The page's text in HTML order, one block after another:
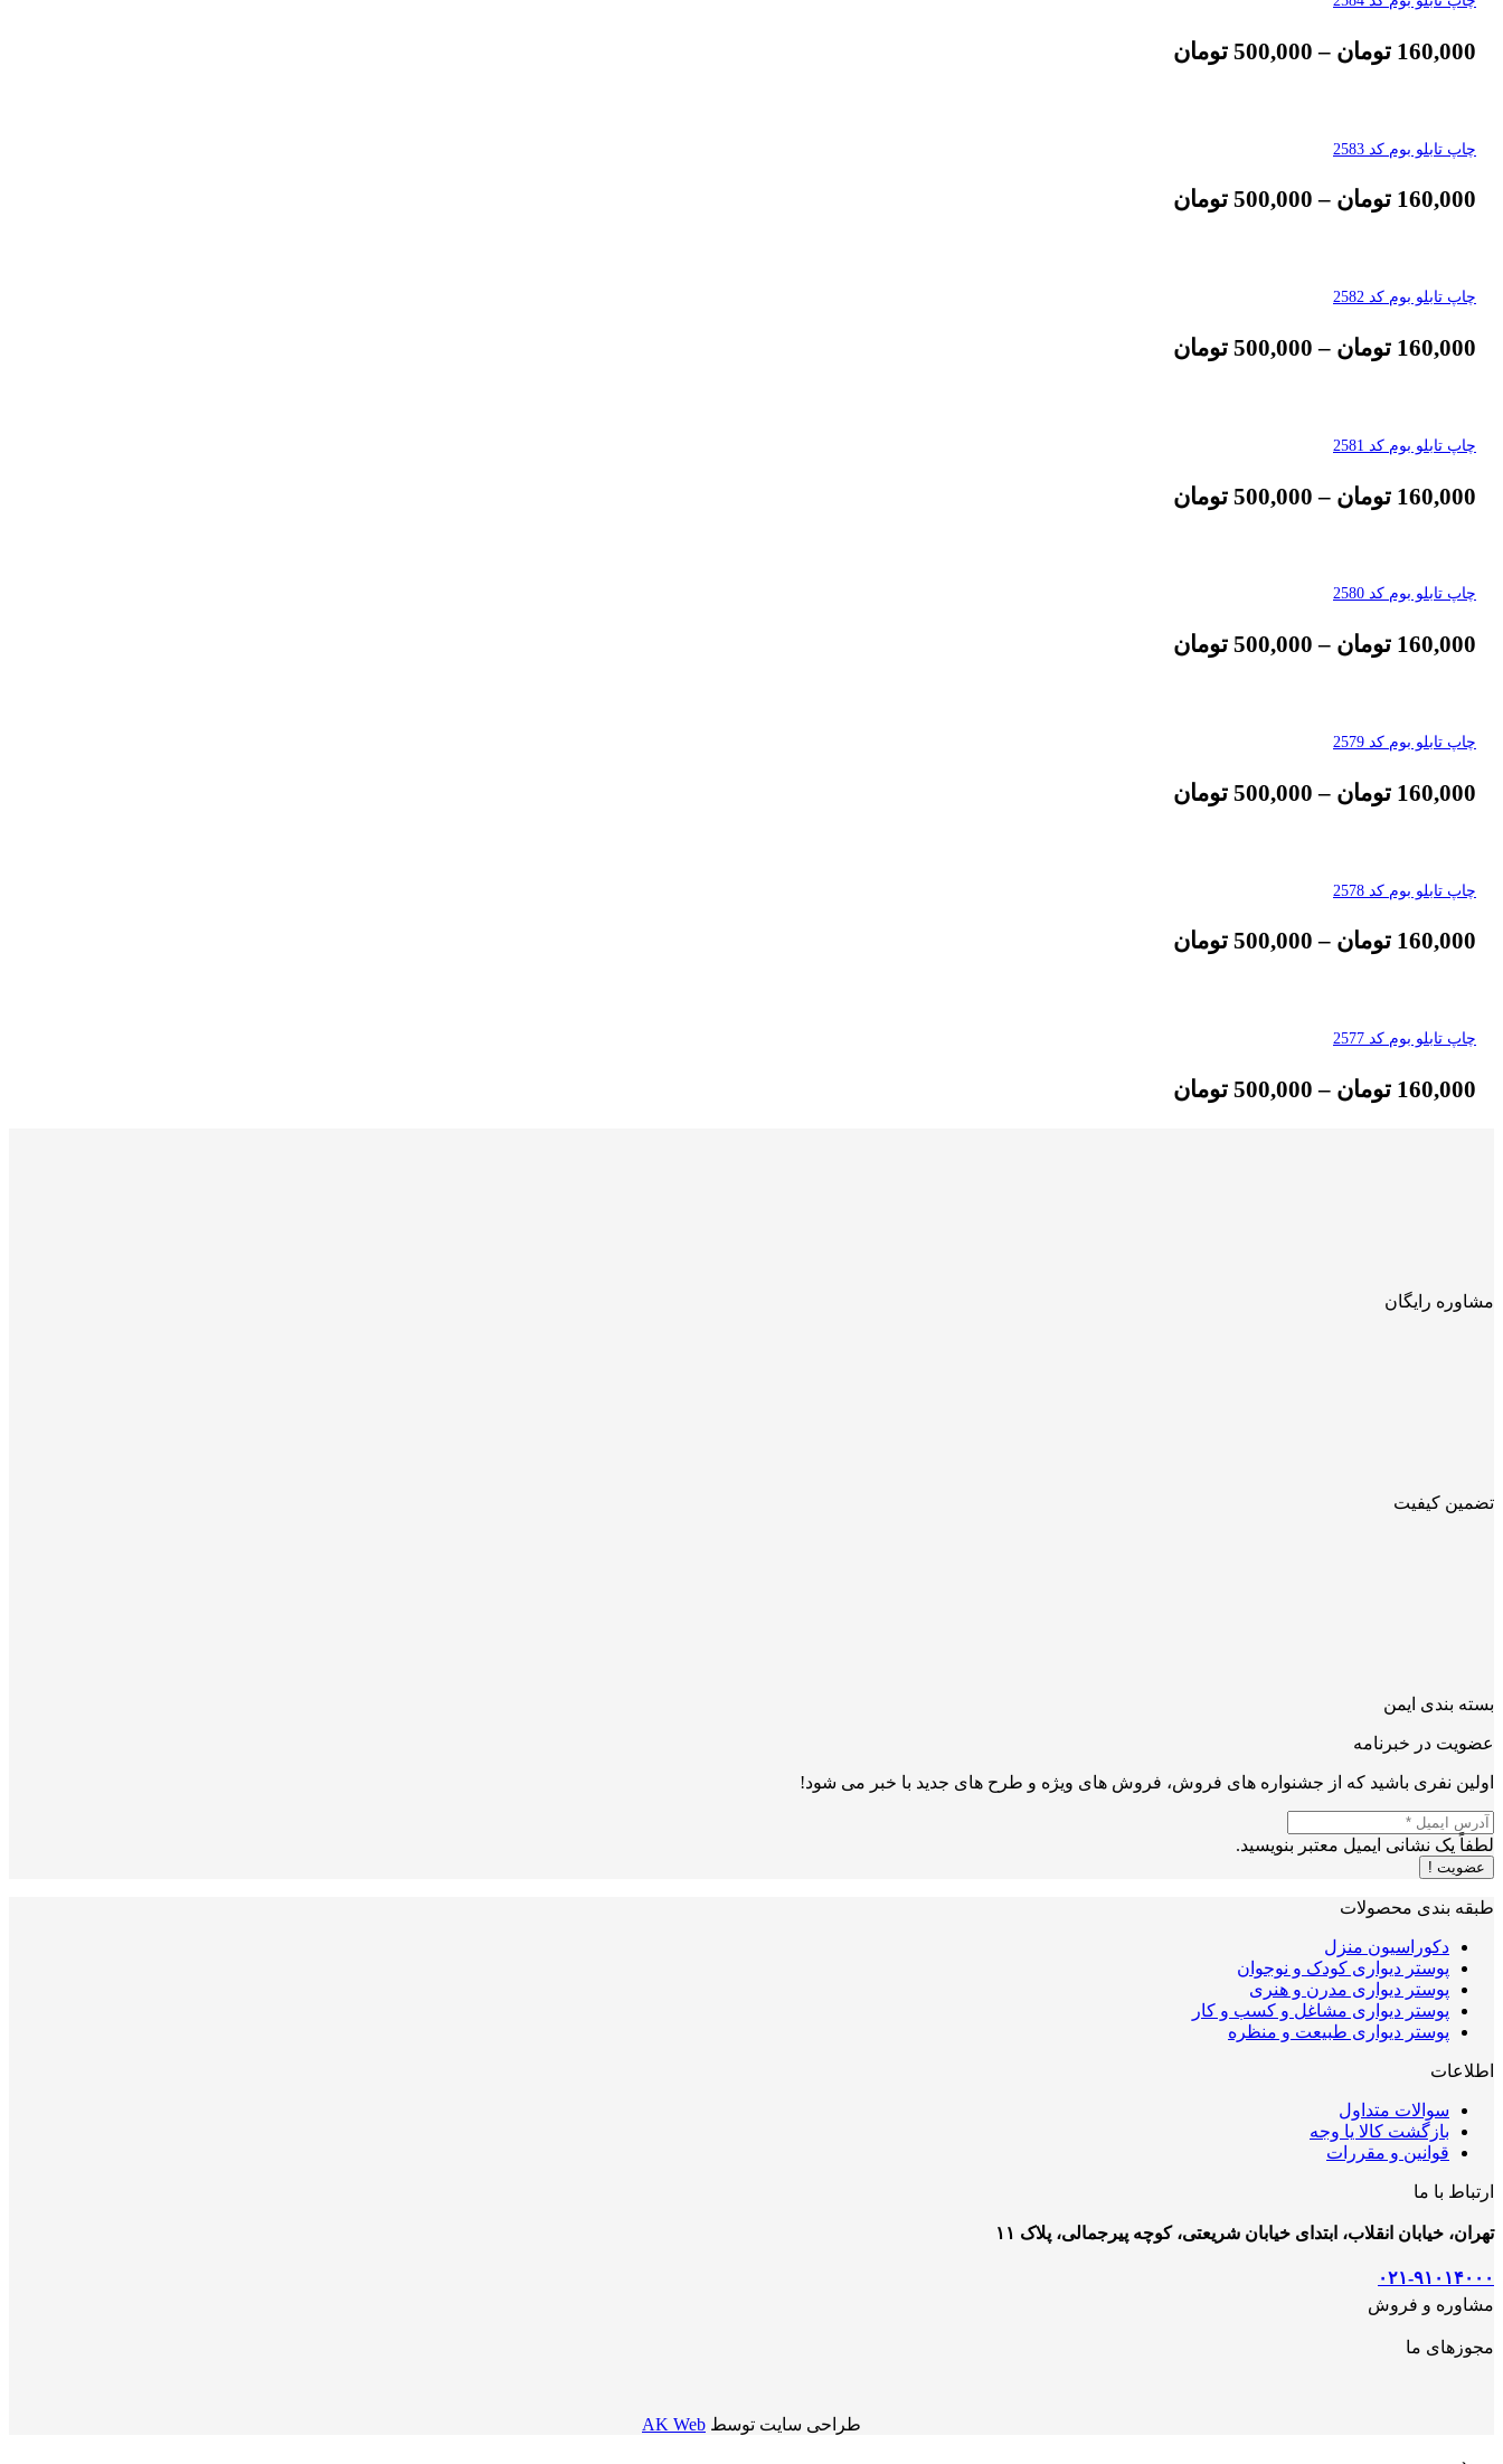
160,000 تومان –
500,000 تومان
چاپ تابلو بوم کد 2583
160,000 تومان –
500,000 تومان
چاپ تابلو بوم کد 2582
160,000 تومان –
500,000 تومان
چاپ تابلو بوم کد 2581
160,000 تومان –
500,000 تومان
چاپ تابلو بوم کد 2580
160,000 تومان –
500,000 تومان
چاپ تابلو بوم کد 2579
160,000 تومان –
500,000 تومان
چاپ تابلو بوم کد 2578
160,000 تومان –
500,000 تومان
چاپ تابلو بوم کد 2577
160,000 تومان –
500,000 تومان
مشاوره رایگان
تضمین کیفیت
بسته بندی ایمن
عضویت در خبرنامه
اولین نفری باشید که از جشنواره های فروش، فروش های ویژه و طرح های جدید با خبر می شود!
لطفاً یک نشانی ایمیل معتبر بنویسید.
عضویت !
طبقه بندی محصولات
دکوراسیون منزل
پوستر دیواری کودک و نوجوان
پوستر دیواری مدرن و هنری
پوستر دیواری مشاغل و کسب و کار
پوستر دیواری طبیعت و منظره
اطلاعات
سوالات متداول
بازگشت کالا یا وجه
قوانین و مقررات
ارتباط با ما
تهران، خیابان انقلاب، ابتدای خیابان شریعتی، کوچه پیرجمالی، پلاک ۱۱
۰۲۱-۹۱۰۱۴۰۰۰
مشاوره و فروش
مجوزهای ما
طراحی سایت توسط AK Web